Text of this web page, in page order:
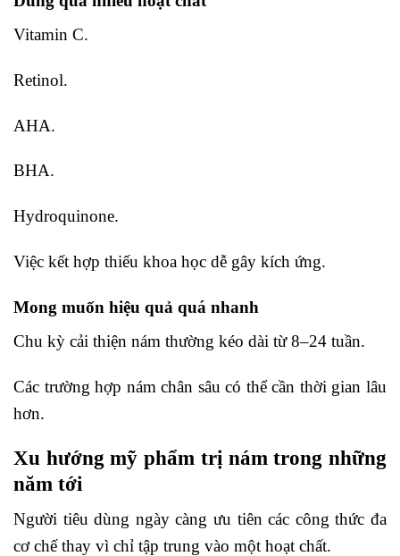
Vitamin C.
Retinol.
AHA.
BHA.
Hydroquinone.
Việc kết hợp thiếu khoa học dễ gây kích ứng.
Mong muốn hiệu quả quá nhanh
Chu kỳ cải thiện nám thường kéo dài từ 8–24 tuần.
Các trường hợp nám chân sâu có thể cần thời gian lâu
hơn.
Xu hướng mỹ phẩm trị nám trong những
năm tới
Người tiêu dùng ngày càng ưu tiên các công thức đa
cơ chế thay vì chỉ tập trung vào một hoạt chất.